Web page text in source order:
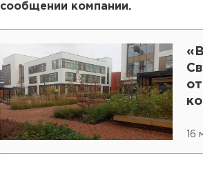
сообщении компании.
16